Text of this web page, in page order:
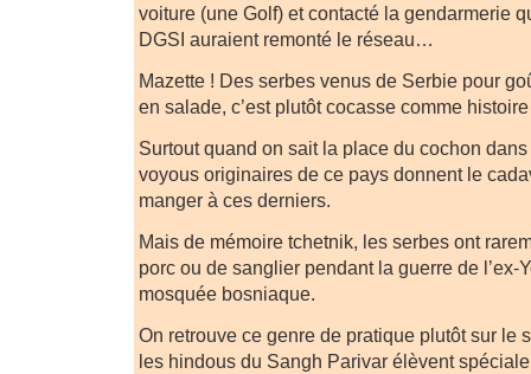
voiture (une Golf) et contacté la gendarmerie
DGSI auraient remonté le réseau…
Mazette ! Des serbes venus de Serbie pour
en salade, c’est plutôt cocasse comme
Surtout quand on sait la place du cochon
voyous originaires de ce pays donnent le
manger à ces derniers.
Mais de mémoire tchetnik, les serbes ont
porc ou de sanglier pendant la guerre de l’ex-
mosquée bosniaque.
On retrouve ce genre de pratique plutôt sur le
les hindous du Sangh Parivar élèvent